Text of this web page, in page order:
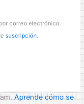
correo electrónico.
suscripción.
Aprende cómo se